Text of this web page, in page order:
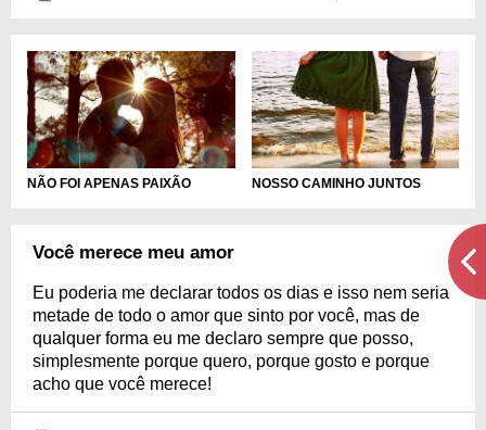
NÃO FOI APENAS PAIXÃO NOSSO CAMINHO JUNTOS
Você merece meu amor
Eu poderia me declarar todos os dias e isso nem seria
metade de todo o amor que sinto por você, mas de
qualquer forma eu me declaro sempre que posso,
simplesmente porque quero, porque gosto e porque
acho que você merece!